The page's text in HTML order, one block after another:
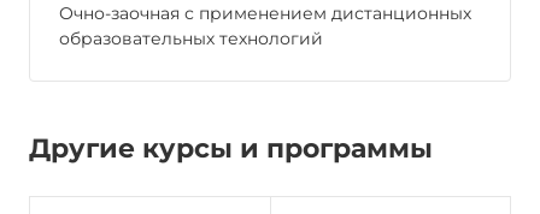
Очно-заочная с применением дистанционных
образовательных технологий
Другие курсы и программы